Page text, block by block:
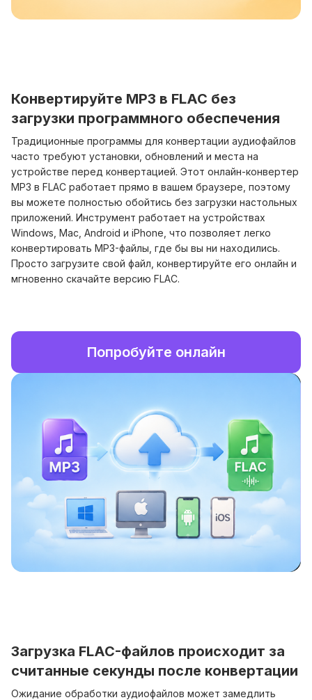
Конвертируйте MP3 в FLAC без
загрузки программного обеспечения
Традиционные программы для конвертации аудиофайлов
часто требуют установки, обновлений и места на
устройстве перед конвертацией. Этот онлайн-конвертер
MP3 в FLAC работает прямо в вашем браузере, поэтому
вы можете полностью обойтись без загрузки настольных
приложений. Инструмент работает на устройствах
Windows, Mac, Android и iPhone, что позволяет легко
конвертировать MP3-файлы, где бы вы ни находились.
Просто загрузите свой файл, конвертируйте его онлайн и
мгновенно скачайте версию FLAC.
Попробуйте онлайн
Загрузка FLAC-файлов происходит за
считанные секунды после конвертации
Ожидание обработки аудиофайлов может замедлить